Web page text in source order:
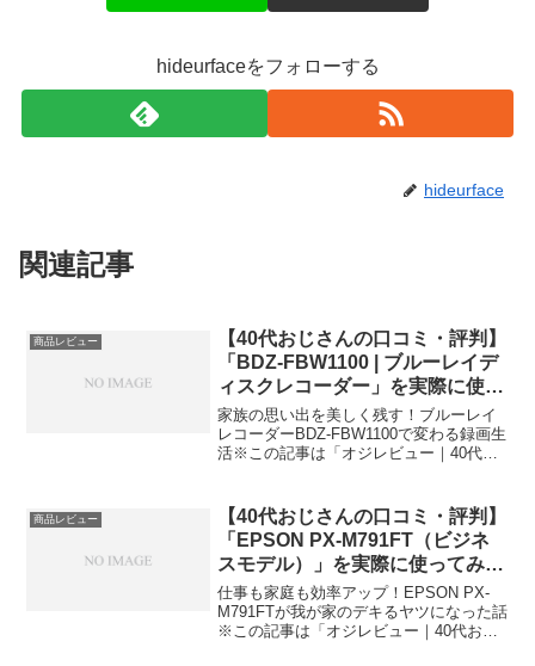
hideurfaceをフォローする
hideurface
関連記事
商品レビュー
【40代おじさんの口コミ・評判】
「BDZ-FBW1100 | ブルーレイデ
ィスクレコーダー」を実際に使っ
てみた正直感想
家族の思い出を美しく残す！ブルーレイ
レコーダーBDZ-FBW1100で変わる録画生
活※この記事は「オジレビュー｜40代お
今日、編集部が紹介したいのが「BDZ-
FBW11...
商品レビュー
【40代おじさんの口コミ・評判】
「EPSON PX-M791FT（ビジネ
スモデル）」を実際に使ってみた
正直感想
仕事も家庭も効率アップ！EPSON PX-
M791FTが我が家のデキるヤツになった話
※この記事は「オジレビュー｜40代おじ